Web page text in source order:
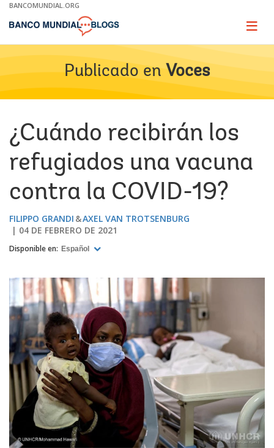
Skip
Main
BANCOMUNDIAL.ORG
Page
Publicado en Voces
¿Cuándo recibirán los
refugiados una vacuna
contra la COVID-19?
FILIPPO GRANDI
AXEL VAN TROTSENBURG
04 DE FEBRERO DE 2021
Disponible en: Español